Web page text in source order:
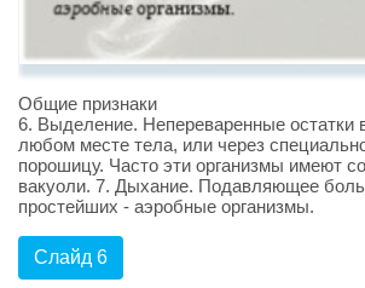
Общие признаки
6. Выделение. Непереваренные остатки
любом месте тела, или через
порошицу. Часто эти организмы имеют
вакуоли. 7. Дыхание. Подавляющее
простейших - аэробные организмы.
Слайд 6